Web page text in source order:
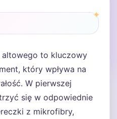
altowego to kluczowy
który wpływa na
W pierwszej
się w odpowiednie
z mikrofibry,